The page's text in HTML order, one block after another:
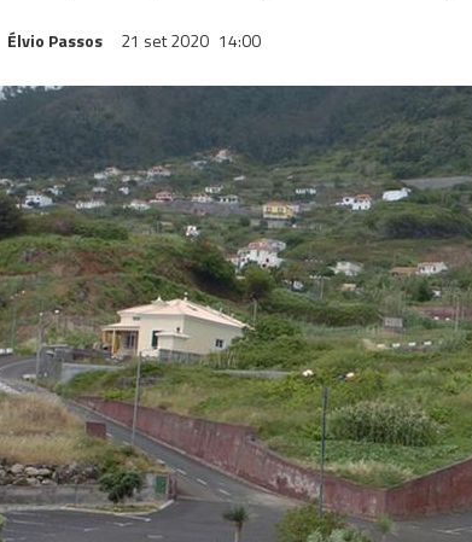
Élvio Passos 21 set 2020 14:00